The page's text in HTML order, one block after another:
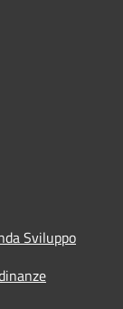
Sviluppo